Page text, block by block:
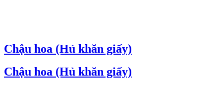
Chậu hoa (Hủ khăn giấy)
Chậu hoa (Hủ khăn giấy)